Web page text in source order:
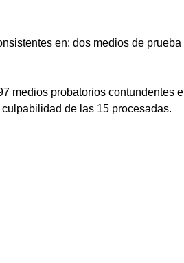
en: dos medios de prueba
medios probatorios contundentes
de las 15 procesadas.